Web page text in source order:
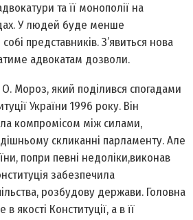
та її монополії на
У людей буде менше
представників. З’явиться нова
адвокатам дозволи.
Мороз, який поділився спогадами
України 1996 року. Він
компромісом між силами,
скликанні парламенту. Але
попри певні недоліки,виконав
забезпечила
розбудову держави. Головна
якості Конституції, а в її